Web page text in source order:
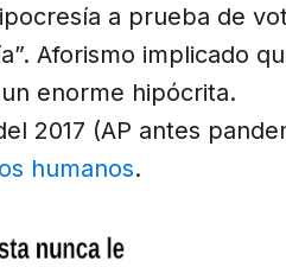
a prueba de
Aforismo implicado
enorme hipócrita.
2017 (AP antes
humanos.